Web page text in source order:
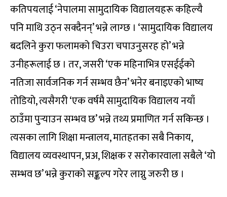
कतिपयलाई ‘नेपालमा सामुदायिक विद्यालयहरू कहिल्यै
पनि माथि उठ्न सक्दैनन्’ भन्ने लाग्छ । ‘सामुदायिक विद्यालय
बदलिने कुरा फलामको चिउरा चपाउनुसरह हो’ भन्ने
उनीहरूलाई छ । तर, जसरी ‘एक महिनाभित्र एसईईको
नतिजा सार्वजनिक गर्न सम्भव छैन’ भनेर बनाइएको भाष्य
तोडियो, त्यसैगरी ‘एक वर्षमै सामुदायिक विद्यालय नयाँ
ठाउँमा पुर्‍याउन सम्भव छ’ भन्ने तथ्य प्रमाणित गर्न सकिन्छ ।
त्यसका लागि शिक्षा मन्त्रालय, मातहतका सबै निकाय,
विद्यालय व्यवस्थापन, प्रअ, शिक्षक र सरोकारवाला सबैले ‘यो
सम्भव छ’ भन्ने कुराको सङ्कल्प गरेर लाग्नु जरुरी छ ।